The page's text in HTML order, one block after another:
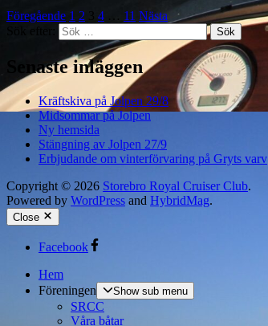
Föregående 1 2 3 4 11 Nästa
Senaste inläggen
Kräftskiva på Jolpen 29/8
Midsommar på Jolpen
Ny hemsida
Stängning av Jolpen 27/9
Erbjudande om vinterförvaring på Gryts varv
Copyright © 2026 Storebro Royal Cruiser Club.
Powered by WordPress and HybridMag.
Close
Facebook
Hem
Föreningen
Show sub menu
SRCC
Våra båtar